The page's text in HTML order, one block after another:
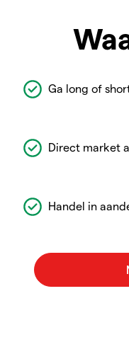
Ga long of
Direct market
Handel in